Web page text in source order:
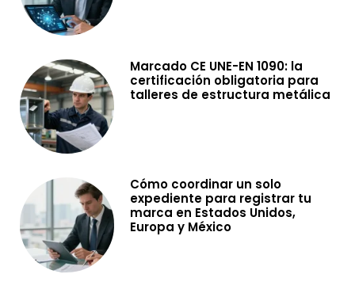
Marcado CE UNE-EN 1090: la
certificación obligatoria para
talleres de estructura metálica
Cómo coordinar un solo
expediente para registrar tu
marca en Estados Unidos,
Europa y México